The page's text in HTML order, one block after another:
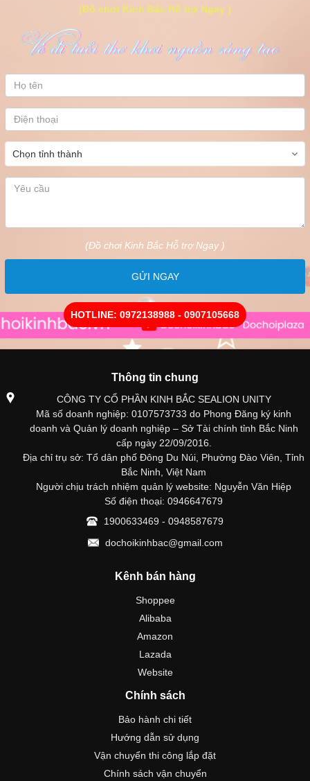
(Đồ chơi Kinh Bắc Hỗ trợ Ngay )
(Đồ chơi Kinh Bắc Hỗ trợ Ngay )
GỬI NGAY
HOTLINE: 0972138988 - 0907105668
Thông tin chung
CÔNG TY CỔ PHẦN KINH BẮC SEALION UNITY
Mã số doanh nghiệp: 0107573733 do Phong Đăng ký kinh
doanh và Quản lý doanh nghiệp – Sở Tài chính tỉnh Bắc Ninh
cấp ngày 22/09/2016.
Địa chỉ trụ sở: Tổ dân phố Đông Du Núi, Phường Đào Viên, Tỉnh
Bắc Ninh, Việt Nam
Người chịu trách nhiệm quản lý website: Nguyễn Văn Hiệp
Số điện thoại: 0946647679
1900633469 - 0948587679
dochoikinhbac@gmail.com
Kênh bán hàng
Shoppee
Alibaba
Amazon
Lazada
Website
Chính sách
Bảo hành chi tiết
Hướng dẫn sử dụng
Vận chuyển thi công lắp đặt
Chính sách vận chuyển